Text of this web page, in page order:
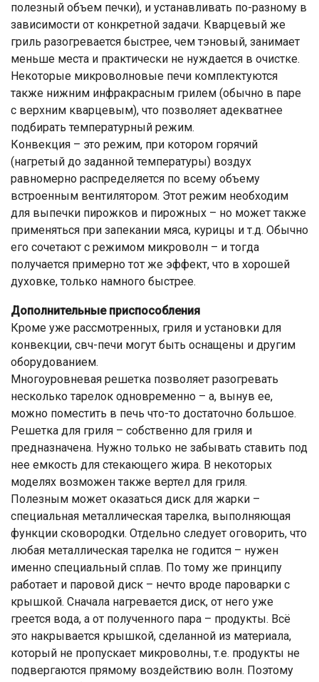
полезный объем печки), и устанавливать по-разному в
зависимости от конкретной задачи. Кварцевый же
гриль разогревается быстрее, чем тэновый, занимает
меньше места и практически не нуждается в очистке.
Некоторые микроволновые печи комплектуются
также нижним инфракрасным грилем (обычно в паре
с верхним кварцевым), что позволяет адекватнее
подбирать температурный режим.
Конвекция – это режим, при котором горячий
(нагретый до заданной температуры) воздух
равномерно распределяется по всему объему
встроенным вентилятором. Этот режим необходим
для выпечки пирожков и пирожных – но может также
применяться при запекании мяса, курицы и т.д. Обычно
его сочетают с режимом микроволн – и тогда
получается примерно тот же эффект, что в хорошей
духовке, только намного быстрее.
Дополнительные приспособления
Кроме уже рассмотренных, гриля и установки для
конвекции, свч-печи могут быть оснащены и другим
оборудованием.
Многоуровневая решетка позволяет разогревать
несколько тарелок одновременно – а, вынув ее,
можно поместить в печь что-то достаточно большое.
Решетка для гриля – собственно для гриля и
предназначена. Нужно только не забывать ставить под
нее емкость для стекающего жира. В некоторых
моделях возможен также вертел для гриля.
Полезным может оказаться диск для жарки –
специальная металлическая тарелка, выполняющая
функции сковородки. Отдельно следует оговорить, что
любая металлическая тарелка не годится – нужен
именно специальный сплав. По тому же принципу
работает и паровой диск – нечто вроде пароварки с
крышкой. Сначала нагревается диск, от него уже
греется вода, а от полученного пара – продукты. Всё
это накрывается крышкой, сделанной из материала,
который не пропускает микроволны, т.е. продукты не
подвергаются прямому воздействию волн. Поэтому